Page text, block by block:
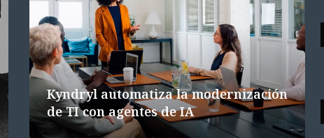
Las tecnológicas europeas facturan
la integración de la IA
6 AGOSTO 2026 6 MINS. LECTURA
Kyndryl automatiza la modernización
de TI con agentes de IA